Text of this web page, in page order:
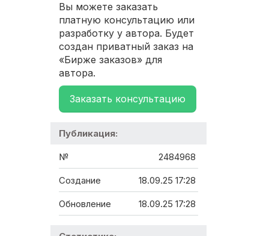
Вы можете заказать
платную консультацию или
разработку у автора. Будет
создан приватный заказ на
«Бирже заказов» для
автора.
Заказать консультацию
Публикация:
№ 2484968
Создание 18.09.25 17:28
Обновление 18.09.25 17:28